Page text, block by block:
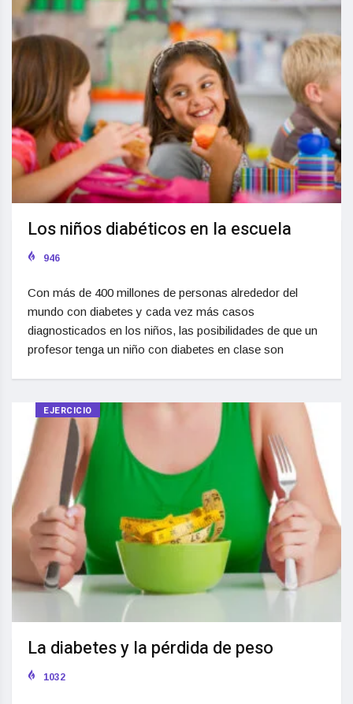
Los niños diabéticos en la escuela
946
Con más de 400 millones de personas alrededor del
mundo con diabetes y cada vez más casos
diagnosticados en los niños, las posibilidades de que un
profesor tenga un niño con diabetes en clase son
EJERCICIO
La diabetes y la pérdida de peso
1032